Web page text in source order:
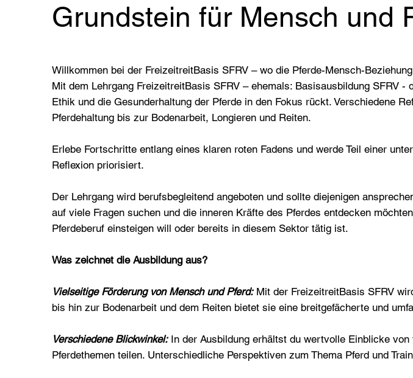
Grundstein für Mensch und
Willkommen bei der FreizeitreitBasis SFRV – wo die Pferde-Mensch-
Mit dem Lehrgang FreizeitreitBasis SFRV – ehemals: Basisausbildung SFRV
Ethik und die Gesunderhaltung der Pferde in den Fokus rückt. Verschiedene
Pferdehaltung bis zur Bodenarbeit, Longieren und Reiten.
Erlebe Fortschritte entlang eines klaren roten Fadens und werde Teil einer
Reflexion priorisiert.
Der Lehrgang wird berufsbegleitend angeboten und sollte diejenigen
auf viele Fragen suchen und die inneren Kräfte des Pferdes entdecken
Pferdeberuf einsteigen will oder bereits in diesem Sektor tätig ist.
Was zeichnet die Ausbildung aus?
Vielseitige Förderung von Mensch und Pferd:Mit der FreizeitreitBasis SFRV
bis hin zur Bodenarbeit und dem Reiten bietet sie eine breitgefächerte und
Verschiedene Blickwinkel:In der Ausbildung erhältst du wertvolle Einblicke
Pferdethemen teilen. Unterschiedliche Perspektiven zum Thema Pferd und